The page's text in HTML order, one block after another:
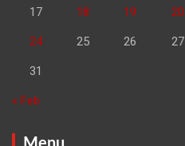
17 18 19 20
24 25 26 27
31
« Feb